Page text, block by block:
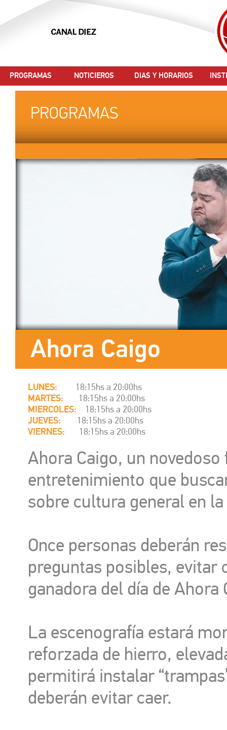
PROGRAMAS NOTICIEROS DIAS Y HORARIOS
PROGRAMAS
Ahora Caigo
LUNES:
18:15hs a 20:00hs
MARTES:
18:15hs a 20:00hs
MIERCOLES:
18:15hs a 20:00hs
JUEVES:
18:15hs a 20:00hs
VIERNES:
18:15hs a 20:00hs
Ahora Caigo, un
entretenimiento que
sobre cultura general en
Once personas deberán
preguntas posibles, evitar
ganadora del día de Ahora
La escenografía estará
reforzada de hierro,
permitirá instalar
deberán evitar caer.